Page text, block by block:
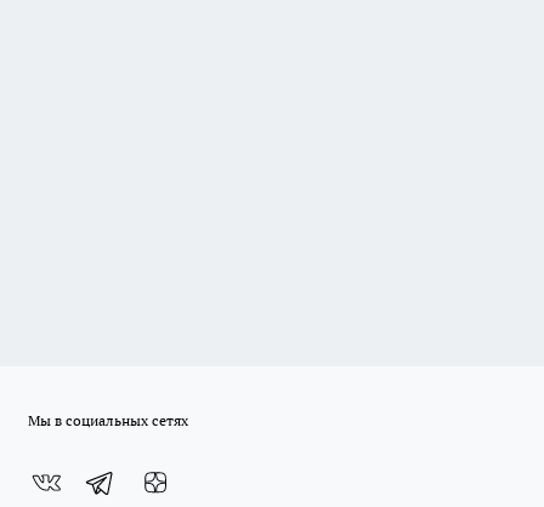
Мы в социальных сетях